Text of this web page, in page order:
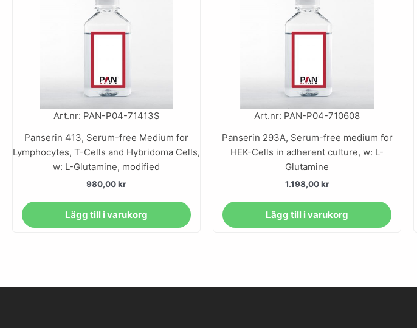
Art.nr: PAN-P04-71413S
Panserin 413, Serum-free Medium for
Lymphocytes, T-Cells and Hybridoma Cells,
w: L-Glutamine, modified
980,00kr
Lägg till i varukorg
Art.nr: PAN-P04-710608
Panserin 293A, Serum-free medium for
HEK-Cells in adherent culture, w: L-
Glutamine
1.198,00kr
Lägg till i varukorg